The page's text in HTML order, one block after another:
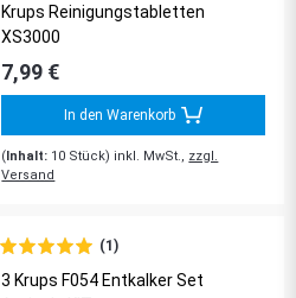
Krups Reinigungstabletten
XS3000
7,99 €
In den Warenkorb
(Inhalt: 10 Stück) inkl. MwSt., zzgl.
Versand
(1)
3 Krups F054 Entkalker Set